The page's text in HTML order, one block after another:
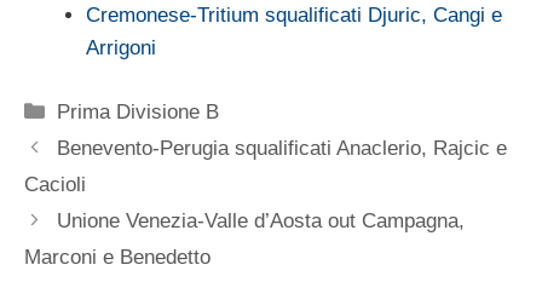
Cremonese-Tritium squalificati Djuric, Cangi e
Arrigoni
Categorie
Prima Divisione B
Benevento-Perugia squalificati Anaclerio, Rajcic e
Cacioli
Unione Venezia-Valle d’Aosta out Campagna,
Marconi e Benedetto